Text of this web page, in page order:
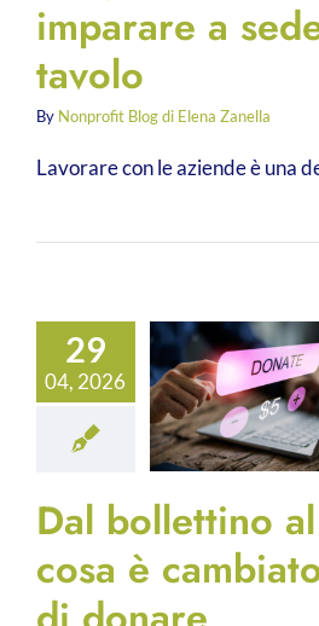
imparare a
tavolo
By Nonprofit Blog di Elena Zanella
Lavorare con le aziende è una
29
04, 2026
Dal bollettino
cosa è